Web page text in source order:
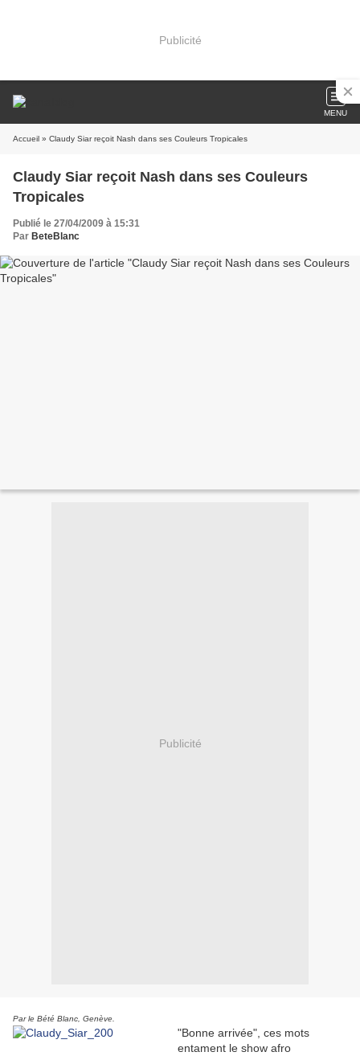
Publicité
MENU
Accueil » Claudy Siar reçoit Nash dans ses Couleurs Tropicales
Claudy Siar reçoit Nash dans ses Couleurs
Tropicales
Publié le 27/04/2009 à 15:31
Par BeteBlanc
Publicité
Par le Bété Blanc, Genève.
"Bonne arrivée", ces mots
entament le show afro